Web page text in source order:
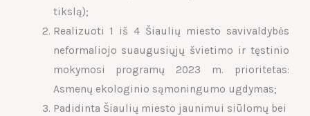
tikslą);
Realizuoti 1 iš 4 Šiaulių miesto savivaldybės
neformaliojo suaugusiųjų švietimo ir tęstinio
mokymosi programų 2023 m. prioritetas:
Asmenų ekologinio sąmoningumo ugdymas;
Padidinta Šiaulių miesto jaunimui siūlomų bei